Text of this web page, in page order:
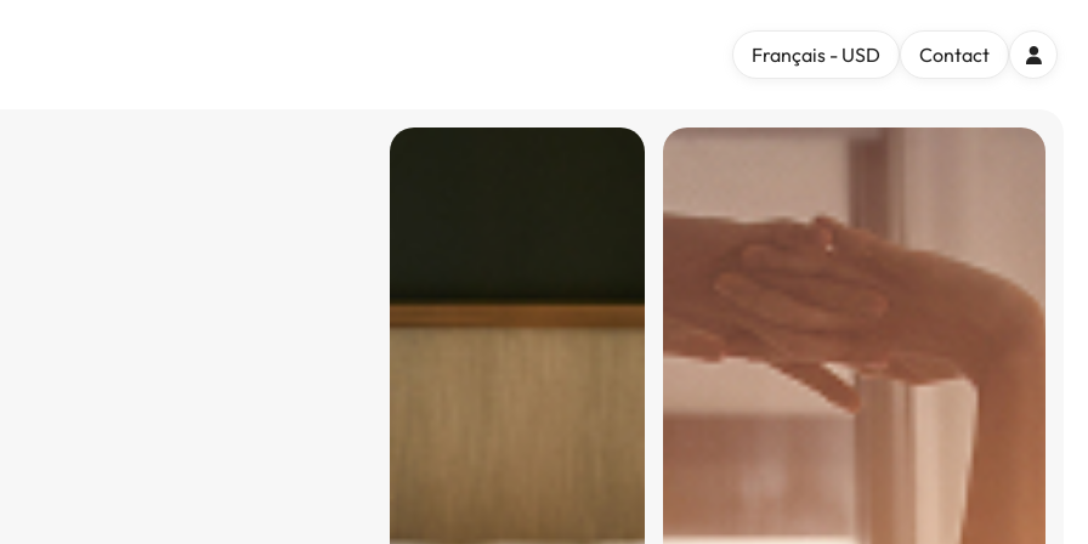
Français - USD Contact